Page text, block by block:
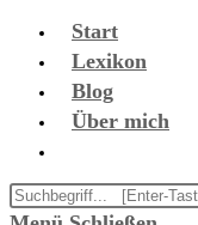
Zum
Start
Lexikon
Blog
Über mich
Suche
umschalten
Diese
Website